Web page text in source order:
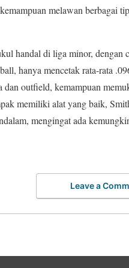
melawan berbagai
handal di liga minor, dengan
hanya mencetak rata-rata
outfield, kemampuan
memiliki alat yang baik,
mengingat ada
Leave a